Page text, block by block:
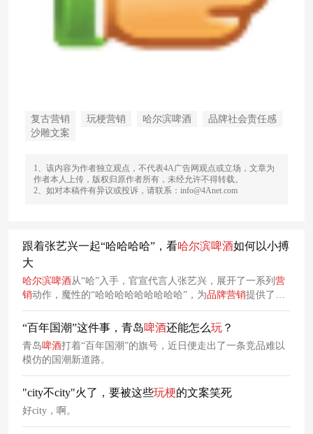
复古营销 玩梗营销 哈尔滨啤酒
品牌社会责任感
沙雕文案
1、该内容为作者独立观点，不代表4A广告网观点或立场，文章为
作者本人上传，版权归原作者所有，未经允许不得转载。
2、如对本稿件有异议或投诉，请联系：info@4Anet.com
跟着张艺兴一起“哈哈哈哈”，看哈尔滨啤酒如何以小搏
大
哈尔滨啤酒从“哈”入手，官宣代言人张艺兴，展开了一系列 营
销动作，魔性的“哈哈哈哈哈哈哈哈哈”，为品牌营销提供了一
个新奇的思路。
“百年国潮”这件事，青岛啤酒还能怎么玩 ？
青岛啤酒打着“百年国潮”的旗号，近日便走出了一条竞品难以
模仿的国潮新道路。
"city不city"火了，要被这些玩梗的文案笑死
好city，啊。